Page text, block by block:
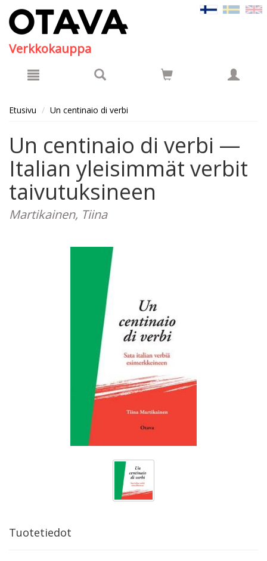
Verkkokauppa
Etusivu Un centinaio di verbi
Un centinaio di verbi —
Italian yleisimmät verbit
taivutuksineen
Martikainen, Tiina
Tuotetiedot